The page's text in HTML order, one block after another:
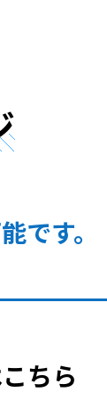
です。
ちら